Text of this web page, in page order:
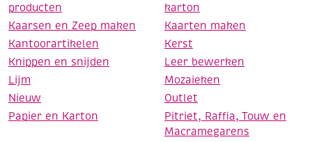
producten
karton
Kaarsen en Zeep maken
Kaarten maken
Kantoorartikelen
Kerst
Knippen en snijden
Leer bewerken
Lijm
Mozaieken
Nieuw
Outlet
Papier en Karton
Pitriet, Raffia, Touw en
Macramegarens